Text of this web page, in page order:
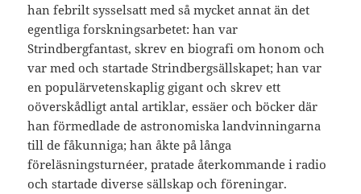
han febrilt sysselsatt med så mycket annat än det
egentliga forskningsarbetet: han var
Strindbergfantast, skrev en biografi om honom och
var med och startade Strindbergsällskapet; han var
en populärvetenskaplig gigant och skrev ett
oöverskådligt antal artiklar, essäer och böcker där
han förmedlade de astronomiska landvinningarna
till de fåkunniga; han åkte på långa
föreläsningsturnéer, pratade återkommande i radio
och startade diverse sällskap och föreningar.